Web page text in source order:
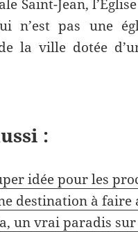
Saint-Jean,
n’est pas une
la ville dotée
:
idée pour les
destination à faire
un vrai paradis